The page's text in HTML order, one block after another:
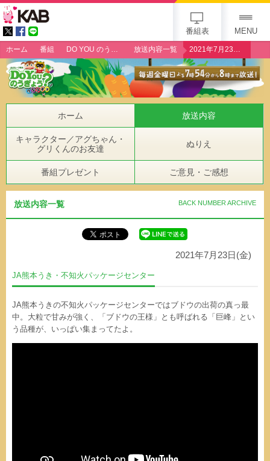
番組表 MENU
ホーム 番組 DO YOU のうぎょう？クエスチョン 放送内容一覧 2021年7月23日（金）「JA熊本うき・不知火パッケージセンター」
ホーム 放送内容
キャラクター／アグちゃん・
グリくんのお友達
ぬりえ
番組プレゼント ご意見・ご感想
放送内容一覧 BACK NUMBER ARCHIVE
2021年7月23日(金)
JA熊本うき・不知火パッケージセンター
JA熊本うきの不知火パッケージセンターではブドウの出荷の真っ最
中。大粒で甘みが強く、「ブドウの王様」とも呼ばれる「巨峰」とい
う品種が、いっぱい集まってたよ。